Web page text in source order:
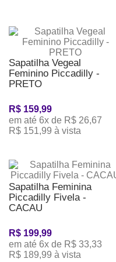
Sapatilha Vegeal
Feminino Piccadilly -
PRETO
R$ 159,99
em até 6x de R$ 26,67
R$ 151,99 à vista
Sapatilha Feminina
Piccadilly Fivela -
CACAU
R$ 199,99
em até 6x de R$ 33,33
R$ 189,99 à vista